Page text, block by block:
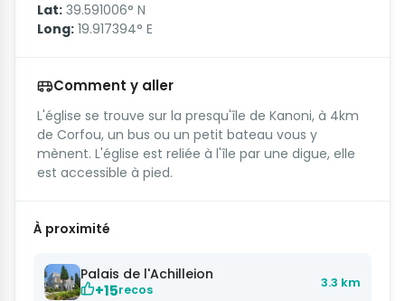
Lat: 39.591006° N
Long: 19.917394° E
Comment y aller
L'église se trouve sur la presqu'île de Kanoni, à 4km
de Corfou, un bus ou un petit bateau vous y
mènent. L'église est reliée à l'île par une digue, elle
est accessible à pied.
À proximité
Palais de l'Achilleion
+15recos 3.3 km